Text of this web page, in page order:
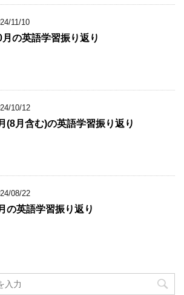
11/10
月の英語学習振り返り
10/12
(8月含む)の英語学習振り返り
08/22
の英語学習振り返り